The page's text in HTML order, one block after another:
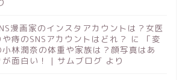
漫画家のインスタアカウントは？女医
痔のSNSアカウントはどれ？ に
「変
林潤奈の体重や家族は？顔写真はあ
が面白い！ | サムブログ より